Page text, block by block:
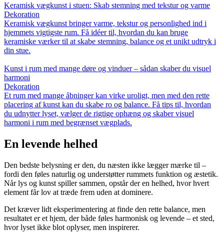
Keramisk vægkunst i stuen: Skab stemning med tekstur og varme
Dekoration
Keramisk vægkunst bringer varme, tekstur og personlighed ind i
hjemmets vigtigste rum. Få idéer til, hvordan du kan bruge
keramiske værker til at skabe stemning, balance og et unikt udtryk i
din stue.
Kunst i rum med mange døre og vinduer – sådan skaber du visuel
harmoni
Dekoration
Et rum med mange åbninger kan virke uroligt, men med den rette
placering af kunst kan du skabe ro og balance. Få tips til, hvordan
du udnytter lyset, vælger de rigtige ophæng og skaber visuel
harmoni i rum med begrænset vægplads.
En levende helhed
Den bedste belysning er den, du næsten ikke lægger mærke til –
fordi den føles naturlig og understøtter rummets funktion og æstetik.
Når lys og kunst spiller sammen, opstår der en helhed, hvor hvert
element får lov at træde frem uden at dominere.
Det kræver lidt eksperimentering at finde den rette balance, men
resultatet er et hjem, der både føles harmonisk og levende – et sted,
hvor lyset ikke blot oplyser, men inspirerer.